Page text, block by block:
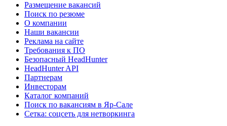
Размещение вакансий
Поиск по резюме
О компании
Наши вакансии
Реклама на сайте
Требования к ПО
Безопасный HeadHunter
HeadHunter API
Партнерам
Инвесторам
Каталог компаний
Поиск по вакансиям в Яр-Сале
Сетка: соцсеть для нетворкинга